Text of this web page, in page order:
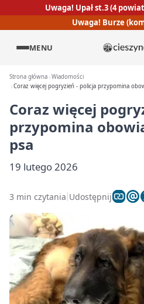
Uwaga! Upał st.3 (4
Uwaga! Burze
MENU
Strona główna Wiadomości
Coraz więcej pogryzień - policja przypomina
Coraz więcej
przypomina
psa
19 lutego 2026
3 min czytania Udostępnij